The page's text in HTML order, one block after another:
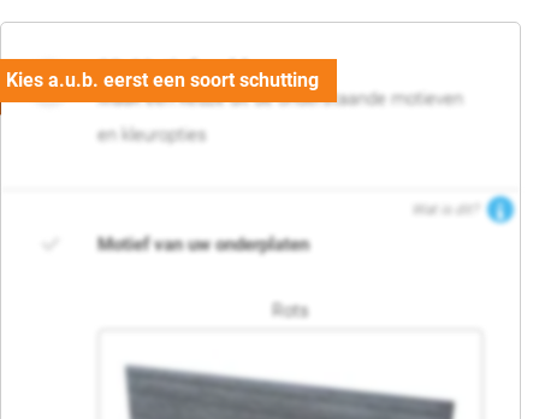
02. Motief en kleur
Maak een keuze uit de onderstaande motieven
en kleuropties
Wat is dit?
Motief van uw onderplaten
Rots